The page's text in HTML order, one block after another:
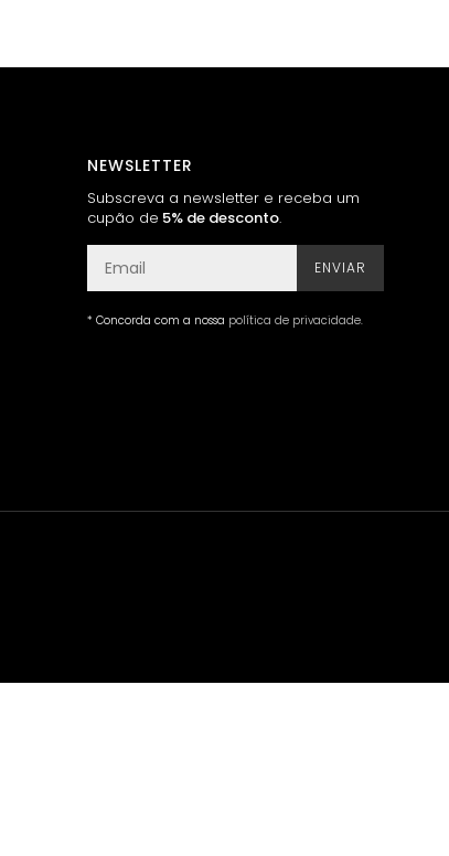
NEWSLETTER
Subscreva a newsletter e receba um
cupão de 5% de desconto.
ENVIAR
* Concorda com a nossa política de privacidade.